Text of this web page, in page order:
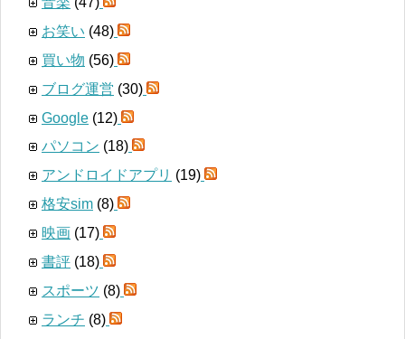
お笑い (48)
買い物 (56)
ブログ運営 (30)
Google (12)
パソコン (18)
アンドロイドアプリ (19)
格安sim (8)
映画 (17)
書評 (18)
スポーツ (8)
ランチ (8)